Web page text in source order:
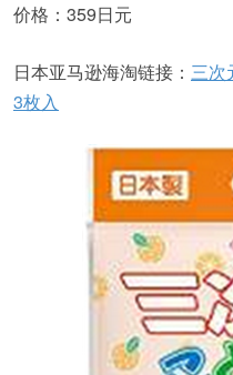
价格：359日元
日本亚马逊海淘链接： 三次
3枚入